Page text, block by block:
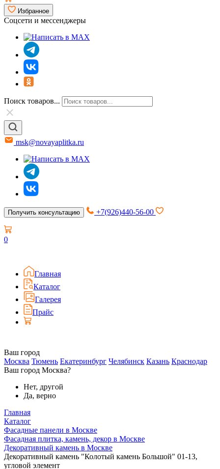
Избранное
Соцсети и мессенджеры
Поиск товаров...
msk@novayaplitka.ru
Получить консультацию +7(926)440-56-00
0
Главная
Каталог
Галерея
Прайс
Ваш город
Москва Тюмень Екатеринбург Челябинск Казань Краснодар
Ваш город Москва?
Нет, другой
Да, верно
Главная
Каталог
Фасадные панели в Москве
Фасадная плитка, камень, декор в Москве
Декоративный камень в Москве
Декоративный камень "Колотый камень Большой" 01-13,
угловой элемент